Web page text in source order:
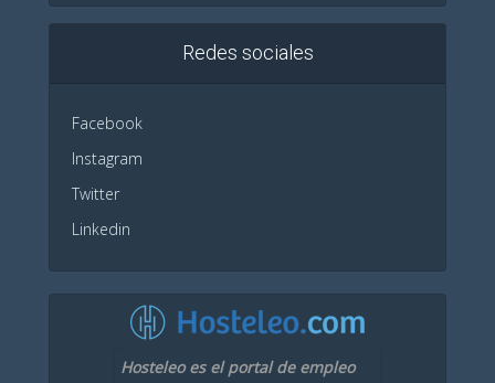
Redes sociales
Facebook
Instagram
Twitter
Linkedin
Hosteleo es el portal de empleo